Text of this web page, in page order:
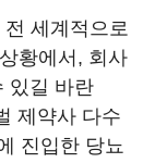
세계적으로
황에서, 회사
있길 바란
제약사 다수
진입한 당뇨